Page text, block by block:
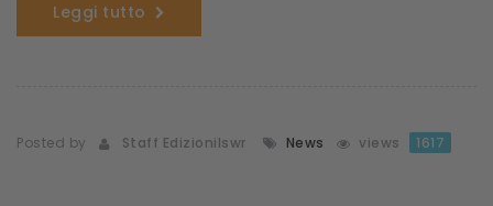
Leggi tutto
Posted by Staff Edizionilswr News views 1617